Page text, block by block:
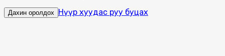
Дахин оролдох Нүүр хуудас руу буцах